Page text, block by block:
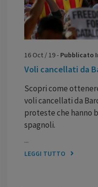
16 Oct / 19- Pubblicato
Voli cancellati da
Scopri come
voli cancellati da
proteste che hanno
spagnoli.
...
LEGGI TUTTO